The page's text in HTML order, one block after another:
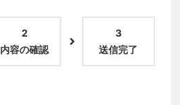
2
内容の確認
3
送信完了